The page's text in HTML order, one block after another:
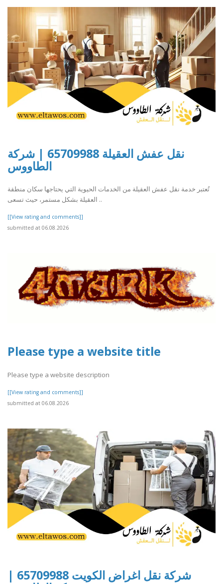
نقل عفش العقيلة 65709988 | شركة
الطاووس
تُعتبر خدمة نقل عفش العقيلة من الخدمات الحيوية التي يحتاجها سكان منطقة
العقيلة بشكل مستمر، حيث تسعى ..
[[View rating and comments]]
submitted at 06.08.2026
Please type a website title
Please type a website description
[[View rating and comments]]
submitted at 06.08.2026
شركة نقل اغراض الكويت 65709988 |